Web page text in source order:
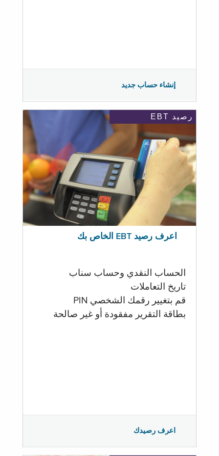
إنشاء حساب جديد
رصيد EBT
اعرف رصيد EBT الخاص بك
الحساب النقدي وحساب سناب
تاريخ التعاملات
قم بتغيير رقمك الشخصي PIN
بطاقة التقرير مفقودة أو غير صالحة
اعرف رصيدك